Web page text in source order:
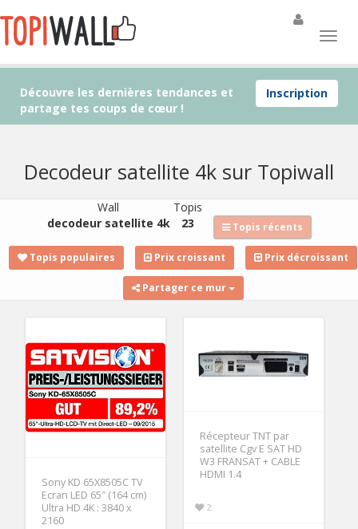
Inscription
Découvre les dernières tendances et
partage tes coups de cœur !
Decodeur satellite 4k sur Topiwall
Wall
decodeur satellite 4k
Topis
23
Topis récents
Topis populaires Prix croissant Prix décroissant
Partager ce mur
Sony KD 65X8505C TV
Ecran LED 65″ (164 cm)
Ultra HD 4K : 3840 x
2160
Récepteur TNT par
satellite Cgv E SAT HD
W3 FRANSAT + CABLE
HDMI 1.4
2